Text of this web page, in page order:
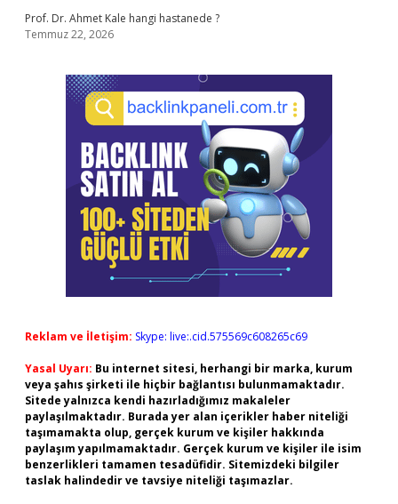
Prof. Dr. Ahmet Kale hangi hastanede ?
Temmuz 22, 2026
Reklam ve İletişim: Skype: live:.cid.575569c608265c69
Yasal Uyarı: Bu internet sitesi, herhangi bir marka, kurum
veya şahıs şirketi ile hiçbir bağlantısı bulunmamaktadır.
Sitede yalnızca kendi hazırladığımız makaleler
paylaşılmaktadır. Burada yer alan içerikler haber niteliği
taşımamakta olup, gerçek kurum ve kişiler hakkında
paylaşım yapılmamaktadır. Gerçek kurum ve kişiler ile isim
benzerlikleri tamamen tesadüfidir. Sitemizdeki bilgiler
taslak halindedir ve tavsiye niteliği taşımazlar.